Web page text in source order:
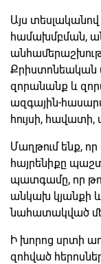
Այս
համախմբման,
Քրիստոնեական
զորանանք և
ազգային-
հույսի, հավատի,
Մաղթում ենք, որ
հայրենիքը
պատգամը, որ
անկախ կյանքի և
նահատակված
Ի խորոց սրտի
զոհված